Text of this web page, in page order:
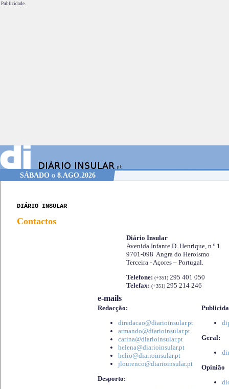
Publicidade.
SÁBADOo 8.AGO.2026
DIÁRIO INSULAR
Contactos
Diário Insular
Avenida Infante D. Henrique, n.º 1
9701-098 Angra do Heroísmo
Terceira - Açores – Portugal.
Telefone: (+351) 295 401 050
Telefax: (+351) 295 214 246
e-mails
Redacção:
diredacao@diarioinsular.pt
armando@diarioinsular.pt
carina@diarioinsular.pt
helena@diarioinsular.pt
helio@diarioinsular.pt
jlourenco@diarioinsular.pt
Desporto:
Geral:
Opinião